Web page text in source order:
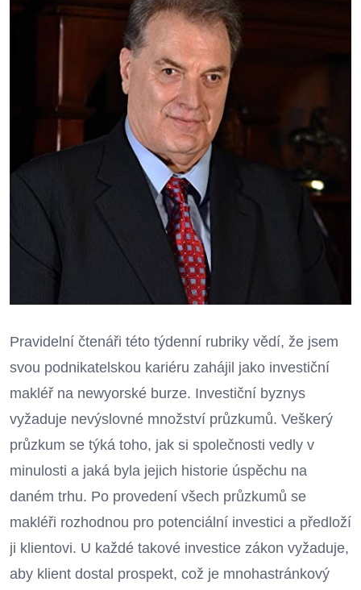
Pravidelní čtenáři této týdenní rubriky vědí, že jsem
svou podnikatelskou kariéru zahájil jako investiční
makléř na newyorské burze. Investiční byznys
vyžaduje nevýslovné množství průzkumů. Veškerý
průzkum se týká toho, jak si společnosti vedly v
minulosti a jaká byla jejich historie úspěchu na
daném trhu. Po provedení všech průzkumů se
makléři rozhodnou pro potenciální investici a předloží
ji klientovi. U každé takové investice zákon vyžaduje,
aby klient dostal prospekt, což je mnohastránkový